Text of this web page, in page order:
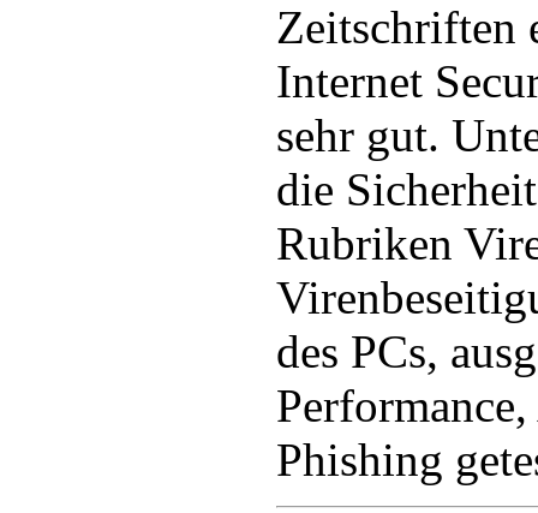
Zeitschriften
Internet
sehr gut.
die
Rubriken
des PCs,
Phishing